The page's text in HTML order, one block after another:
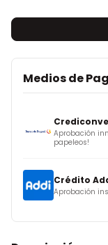
Medios de
Aprobación
papeleos!
Crédito
Aprobación